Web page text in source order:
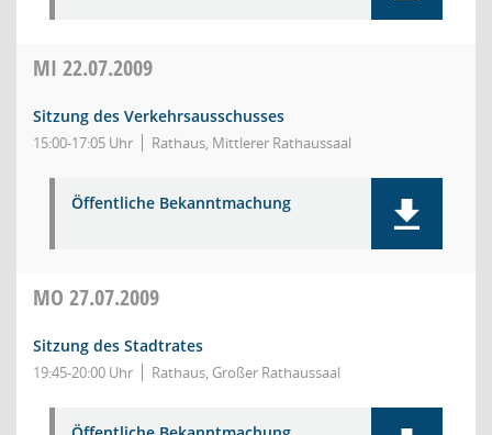
MI 22.07.2009
Sitzung des Verkehrsausschusses
15:00-17:05 Uhr Rathaus, Mittlerer Rathaussaal
Öffentliche Bekanntmachung
MO 27.07.2009
Sitzung des Stadtrates
19:45-20:00 Uhr Rathaus, Großer Rathaussaal